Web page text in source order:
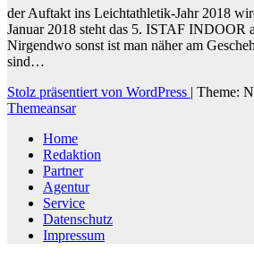
der Auftakt ins Leichtathletik-Jahr 2018
Januar 2018 steht das 5. ISTAF INDOOR
Nirgendwo sonst ist man näher am
sind…
Stolz präsentiert von WordPress | Theme:
Themeansar
Home
Redaktion
Partner
Agentur
Service
Datenschutz
Impressum